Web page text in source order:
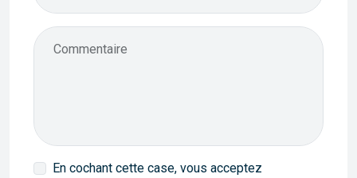
Commentaire
En cochant cette case, vous acceptez